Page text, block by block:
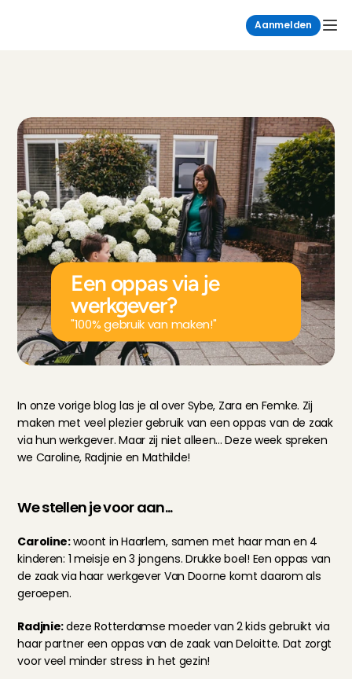
Aanmelden
Een oppas via je
werkgever?
"100% gebruik van maken!"
In onze vorige blog las je al over Sybe, Zara en Femke. Zij
maken met veel plezier gebruik van een oppas van de zaak
via hun werkgever. Maar zij niet alleen... Deze week spreken
we Caroline, Radjnie en Mathilde!
We stellen je voor aan...
Caroline: woont in Haarlem, samen met haar man en 4
kinderen: 1 meisje en 3 jongens. Drukke boel! Een oppas van
de zaak via haar werkgever Van Doorne komt daarom als
geroepen.
Radjnie: deze Rotterdamse moeder van 2 kids gebruikt via
haar partner een oppas van de zaak van Deloitte. Dat zorgt
voor veel minder stress in het gezin!